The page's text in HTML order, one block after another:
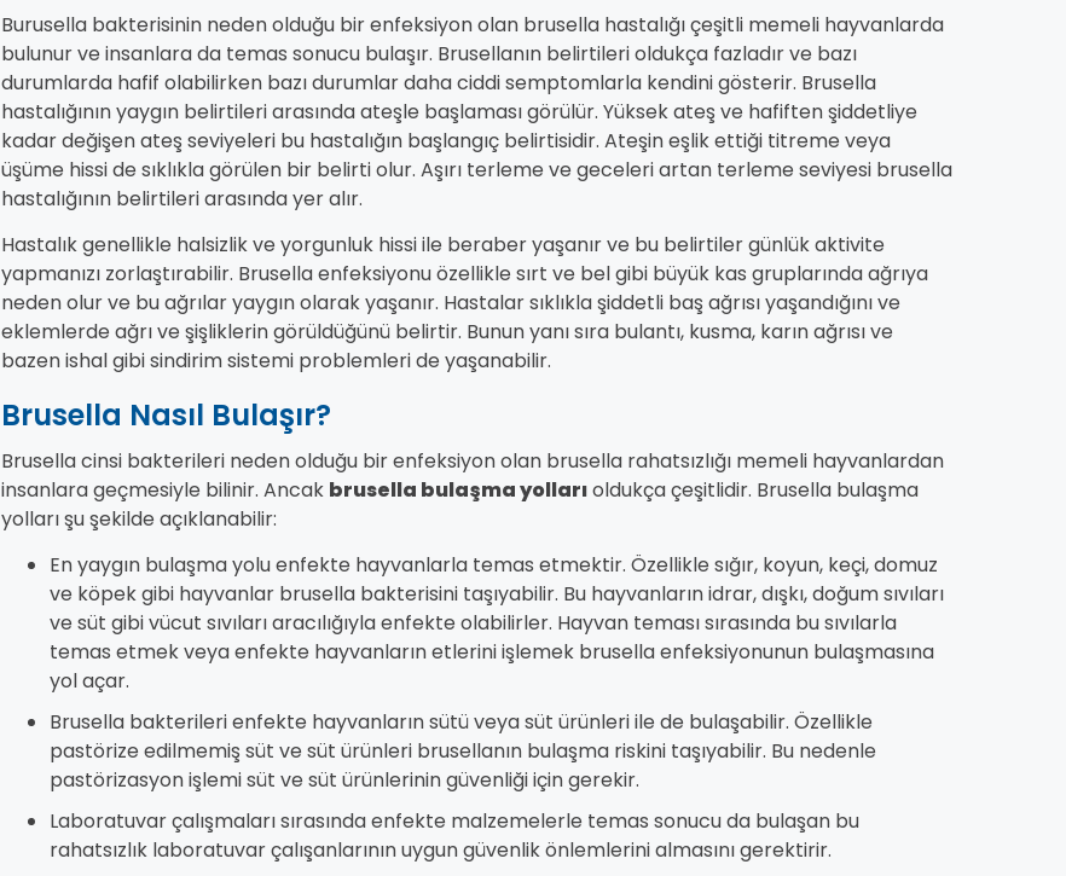
Burusella bakterisinin neden olduğu bir enfeksiyon olan brusella hastalığı çeşitli memeli hayvanlarda
bulunur ve insanlara da temas sonucu bulaşır. Brusellanın belirtileri oldukça fazladır ve bazı
durumlarda hafif olabilirken bazı durumlar daha ciddi semptomlarla kendini gösterir. Brusella
hastalığının yaygın belirtileri arasında ateşle başlaması görülür. Yüksek ateş ve hafiften şiddetliye
kadar değişen ateş seviyeleri bu hastalığın başlangıç belirtisidir. Ateşin eşlik ettiği titreme veya
üşüme hissi de sıklıkla görülen bir belirti olur. Aşırı terleme ve geceleri artan terleme seviyesi brusella
hastalığının belirtileri arasında yer alır.
Hastalık genellikle halsizlik ve yorgunluk hissi ile beraber yaşanır ve bu belirtiler günlük aktivite
yapmanızı zorlaştırabilir. Brusella enfeksiyonu özellikle sırt ve bel gibi büyük kas gruplarında ağrıya
neden olur ve bu ağrılar yaygın olarak yaşanır. Hastalar sıklıkla şiddetli baş ağrısı yaşandığını ve
eklemlerde ağrı ve şişliklerin görüldüğünü belirtir. Bunun yanı sıra bulantı, kusma, karın ağrısı ve
bazen ishal gibi sindirim sistemi problemleri de yaşanabilir.
Brusella Nasıl Bulaşır?
Brusella cinsi bakterileri neden olduğu bir enfeksiyon olan brusella rahatsızlığı memeli hayvanlardan
insanlara geçmesiyle bilinir. Ancak brusella bulaşma yollarıoldukça çeşitlidir. Brusella bulaşma
yolları şu şekilde açıklanabilir:
En yaygın bulaşma yolu enfekte hayvanlarla temas etmektir. Özellikle sığır, koyun, keçi, domuz
ve köpek gibi hayvanlar brusella bakterisini taşıyabilir. Bu hayvanların idrar, dışkı, doğum sıvıları
ve süt gibi vücut sıvıları aracılığıyla enfekte olabilirler. Hayvan teması sırasında bu sıvılarla
temas etmek veya enfekte hayvanların etlerini işlemek brusella enfeksiyonunun bulaşmasına
yol açar.
Brusella bakterileri enfekte hayvanların sütü veya süt ürünleri ile de bulaşabilir. Özellikle
pastörize edilmemiş süt ve süt ürünleri brusellanın bulaşma riskini taşıyabilir. Bu nedenle
pastörizasyon işlemi süt ve süt ürünlerinin güvenliği için gerekir.
Laboratuvar çalışmaları sırasında enfekte malzemelerle temas sonucu da bulaşan bu
rahatsızlık laboratuvar çalışanlarının uygun güvenlik önlemlerini almasını gerektirir.